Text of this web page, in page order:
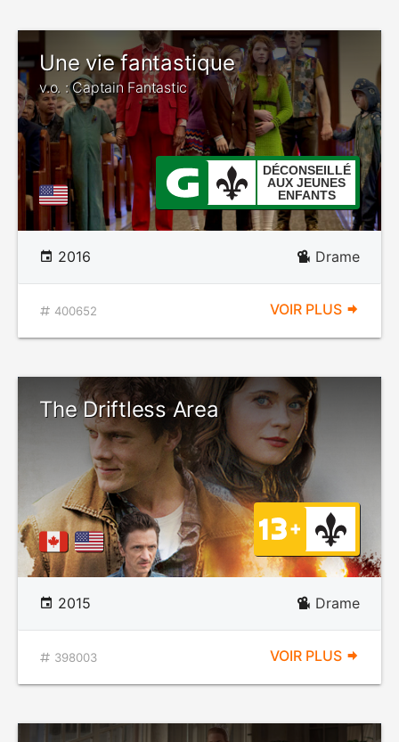
Une vie fantastique
v.o. : Captain Fantastic
DÉCONSEILLÉ
AUX JEUNES
ENFANTS
2016 Drame
400652 VOIR PLUS
The Driftless Area
2015 Drame
398003 VOIR PLUS